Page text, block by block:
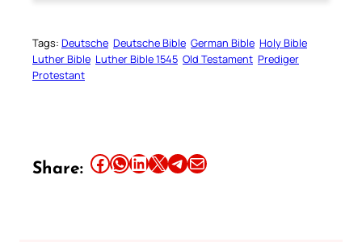
Tags: Deutsche Deutsche Bible German Bible Holy Bible
Luther Bible Luther Bible 1545 Old Testament Prediger
Protestant
Share: Share this article on Facebook Share this article on WhatsApp Share this article on LinkedIn Share this article on X Share this article on TelegramEmail this Article